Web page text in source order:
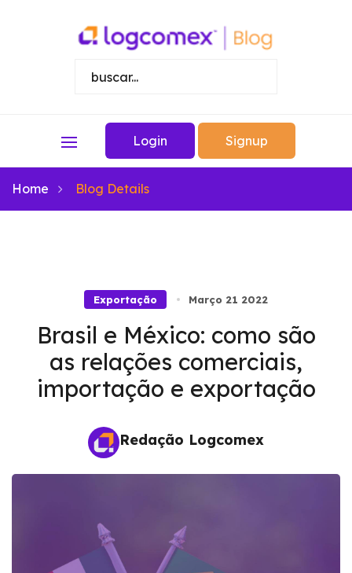
Login Signup
Home Blog Details
Exportação Março 21 2022
Brasil e México: como são
as relações comerciais,
importação e exportação
Redação Logcomex